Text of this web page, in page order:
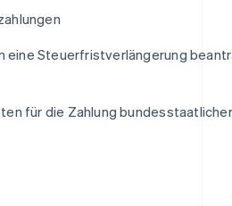
eine Steuerfristverlängerung
für die Zahlung